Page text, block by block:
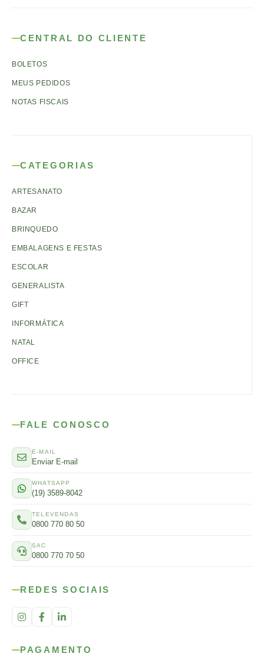
CENTRAL DO CLIENTE
BOLETOS
MEUS PEDIDOS
NOTAS FISCAIS
CATEGORIAS
ARTESANATO
BAZAR
BRINQUEDO
EMBALAGENS E FESTAS
ESCOLAR
GENERALISTA
GIFT
INFORMÁTICA
NATAL
OFFICE
FALE CONOSCO
E-MAIL
Enviar E-mail
WHATSAPP
(19) 3589-8042
TELEVENDAS
0800 770 80 50
SAC
0800 770 70 50
REDES SOCIAIS
PAGAMENTO